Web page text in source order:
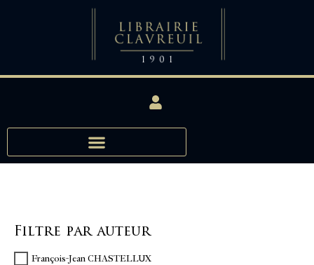
Filtre par auteur
François-Jean CHASTELLUX